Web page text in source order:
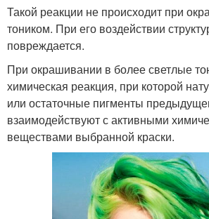
Такой реакции не происходит при
тоником. При его воздействии
повреждается.
При окрашивании в более светлые
химическая реакция, при которой
или остаточные пигменты
взаимодействуют с активными
веществами выбранной краски.